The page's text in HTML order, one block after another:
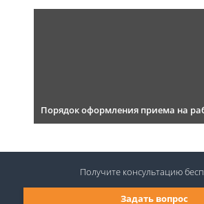
Порядок оформления приема на
Задать вопрос
Получите консультацию